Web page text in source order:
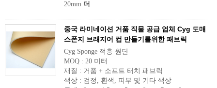
20mm 더
중국 라미네이션 거품 직물 공급 업체 Cyg 도매
스폰지 브래지어 컵 만들기를위한 패브릭
Cyg Sponge 적층 원단
MOQ : 20 미터
재질 : 거품 + 소프트 터치 패브릭
색상 : 검정, 흰색, 피부 및 기타 색상